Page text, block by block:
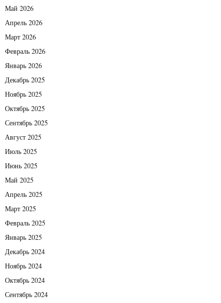
Май 2026
Апрель 2026
Март 2026
Февраль 2026
Январь 2026
Декабрь 2025
Ноябрь 2025
Октябрь 2025
Сентябрь 2025
Август 2025
Июль 2025
Июнь 2025
Май 2025
Апрель 2025
Март 2025
Февраль 2025
Январь 2025
Декабрь 2024
Ноябрь 2024
Октябрь 2024
Сентябрь 2024